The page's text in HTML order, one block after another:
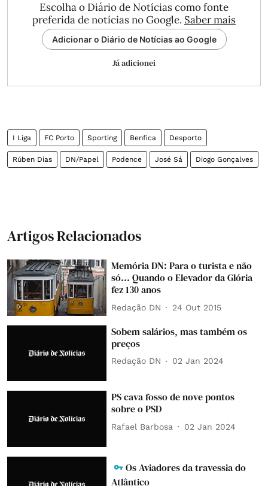
Escolha o Diário de Notícias como fonte
preferida de notícias no Google. Saber mais
Adicionar o Diário de Notícias ao Google
Já adicionei
I Liga FC Porto Sporting Benfica Desporto
Rúben Dias DN/Papel Podence José Sá Diogo Gonçalves
Artigos Relacionados
Memória DN: Para o turista e não
só... Quando o Elevador da Glória
fez 130 anos
Redação DN 24 Out 2015
Sobem salários, mas também os
preços
Redação DN 02 Jan 2024
PS cava fosso de nove pontos
sobre o PSD
Rafael Barbosa 02 Jan 2024
Os Aviadores da travessia do
Atlântico